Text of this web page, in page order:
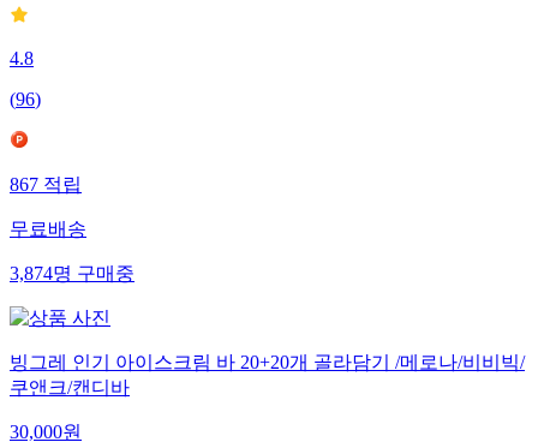
4.8
(96)
867 적립
무료배송
3,874명 구매중
빙그레 인기 아이스크림 바 20+20개 골라담기 /메로나/비비빅/
쿠앤크/캔디바
30,000원